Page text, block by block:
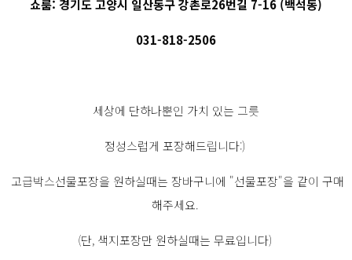
쇼룸: 경기도 고양시 일산동구 강촌로26번길 7-16 (백석동)
031-818-2506
세상에 단하나뿐인 가치 있는 그릇
정성스럽게 포장해드립니다:)
고급박스선물포장을 원하실때는 장바구니에 "선물포장"을 같이 구매
해주세요.
(단, 색지포장만 원하실때는 무료입니다)